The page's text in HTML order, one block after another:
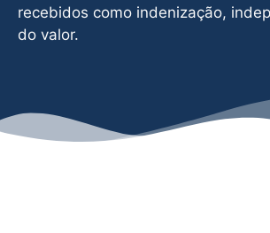
recebidos como indenização,
do valor.